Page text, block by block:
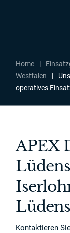
Home |
Westfalen
|
operatives
APEX
Kontaktieren